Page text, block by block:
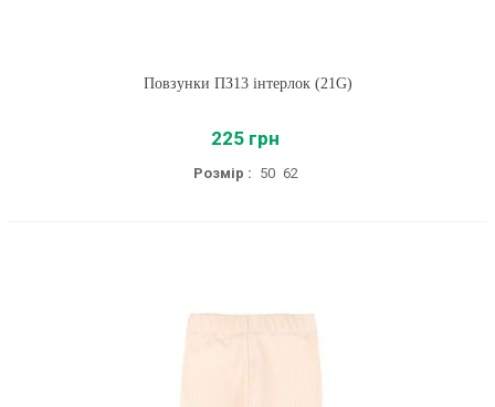
Повзунки ПЗ13 інтерлок (21G)
225 грн
Розмір : 50 62